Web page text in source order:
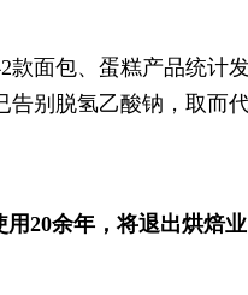
款面包、蛋糕产品统计
告别脱氢乙酸钠，取而
用20余年，将退出烘焙业